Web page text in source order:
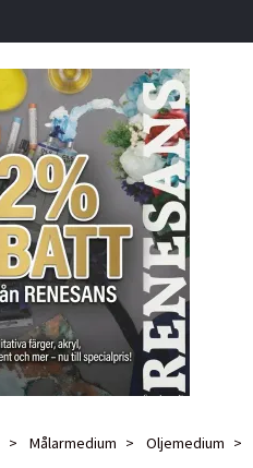
Målarmedium Oljemedium